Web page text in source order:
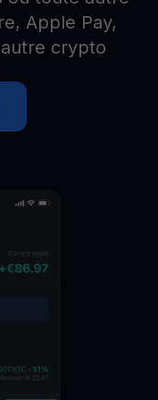
Apple Pay,
crypto